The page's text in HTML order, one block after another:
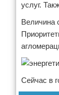
услуг.
Величина
Сейчас в